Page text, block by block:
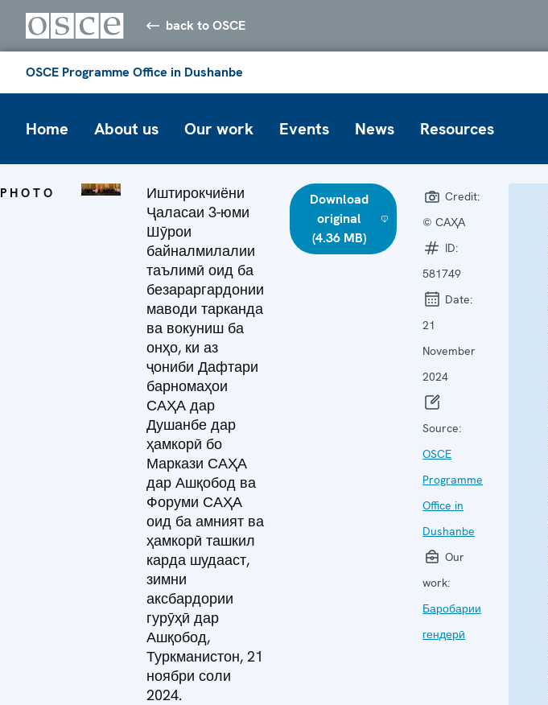
back to OSCE
OSCE Programme Office in Dushanbe
Home About us Our work Events News Resources
PHOTO
Иштирокчиёни
Ҷаласаи 3-юми
Шӯрои
байналмилалии
таълимӣ оид ба
безараргардонии
маводи тарканда
ва вокуниш ба
онҳо, ки аз
ҷониби Дафтари
барномаҳои
САҲА дар
Душанбе дар
ҳамкорӣ бо
Маркази САҲА
дар Ашқобод ва
Форуми САҲА
оид ба амният ва
ҳамкорӣ ташкил
карда шудааст,
зимни
аксбардории
гурӯҳӣ дар
Ашқобод,
Туркманистон, 21
ноябри соли
2024.
Download
original
(4.36 MB)
Credit:
© САҲА
ID:
581749
Date:
21
November
2024
Source:
OSCE
Programme
Office in
Dushanbe
Our
work:
Баробарии
гендерӣ